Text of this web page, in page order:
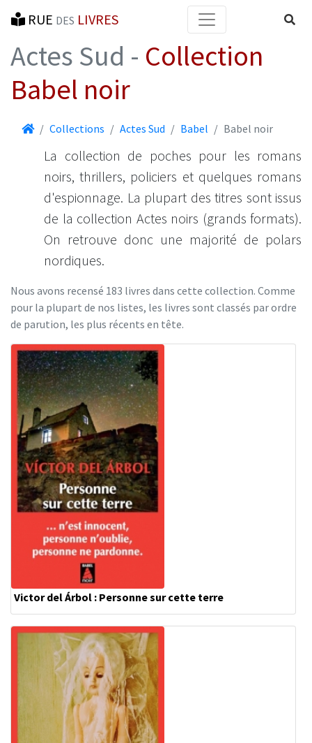
RUE DES LIVRES
Actes Sud - Collection
Babel noir
AccueilCollections Actes Sud Babel Babel noir
La collection de poches pour les romans
noirs, thrillers, policiers et quelques romans
d'espionnage. La plupart des titres sont issus
de la collection Actes noirs (grands formats).
On retrouve donc une majorité de polars
nordiques.
Nous avons recensé 183 livres dans cette collection. Comme
pour la plupart de nos listes, les livres sont classés par ordre
de parution, les plus récents en tête.
Victor del Árbol : Personne sur cette terre